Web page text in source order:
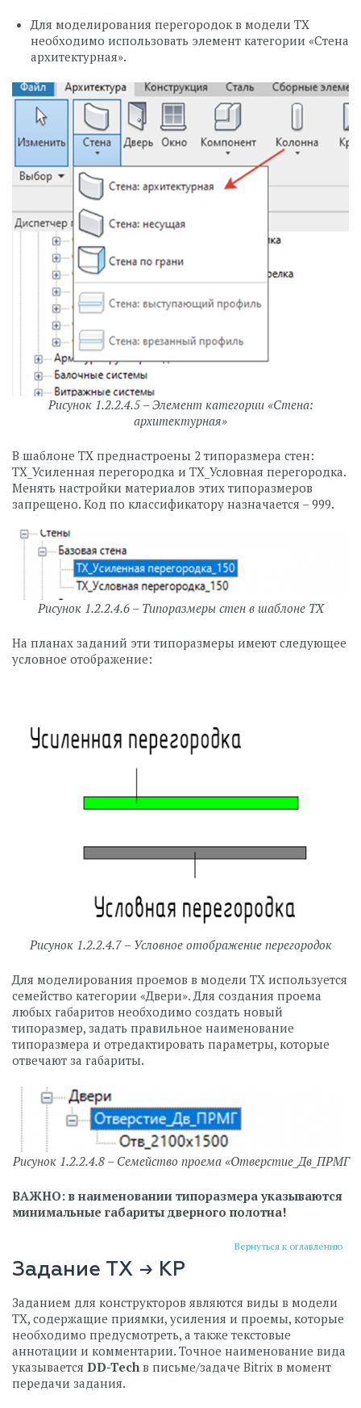
Для моделирования перегородок в модели ТХ
необходимо использовать элемент категории «Стена
архитектурная».
Рисунок 1.2.2.4.5 – Элемент категории «Стена:
архитектурная»
В шаблоне ТХ преднастроены 2 типоразмера стен:
ТХ_Усиленная перегородка и ТХ_Условная перегородка.
Менять настройки материалов этих типоразмеров
запрещено. Код по классификатору назначается – 999.
Рисунок 1.2.2.4.6 – Типоразмеры стен в шаблоне ТХ
На планах заданий эти типоразмеры имеют следующее
условное отображение:
Рисунок 1.2.2.4.7 – Условное отображение перегородок
Для моделирования проемов в модели ТХ используется
семейство категории «Двери». Для создания проема
любых габаритов необходимо создать новый
типоразмер, задать правильное наименование
типоразмера и отредактировать параметры, которые
отвечают за габариты.
Рисунок 1.2.2.4.8 – Семейство проема «Отверстие_Дв_ПРМГ
ВАЖНО: в наименовании типоразмера указываются
минимальные габариты дверного полотна!
Вернуться к оглавлению
Задание ТХ → КР
Заданием для конструкторов являются виды в модели
ТХ, содержащие приямки, усиления и проемы, которые
необходимо предусмотреть, а также текстовые
аннотации и комментарии. Точное наименование вида
указывается DD-Tech в письме/задаче Bitrix в момент
передачи задания.